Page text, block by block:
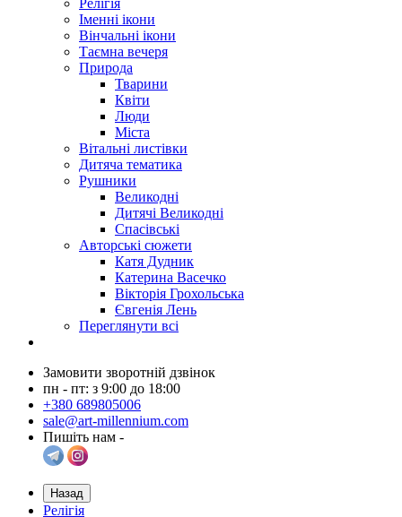
Релігія
Іменні ікони
Вінчальні ікони
Таємна вечеря
Природа
Тварини
Квіти
Люди
Міста
Вітальні листівки
Дитяча тематика
Рушники
Великодні
Дитячі Великодні
Спасівські
Авторські сюжети
Катя Дудник
Катерина Васечко
Вікторія Грохольська
Євгенія Лень
Переглянути всі
Замовити зворотній дзвінок
пн - пт: з 9:00 до 18:00
+380 689805006
sale@art-millennium.com
Пишіть нам -
Назад
Релігія